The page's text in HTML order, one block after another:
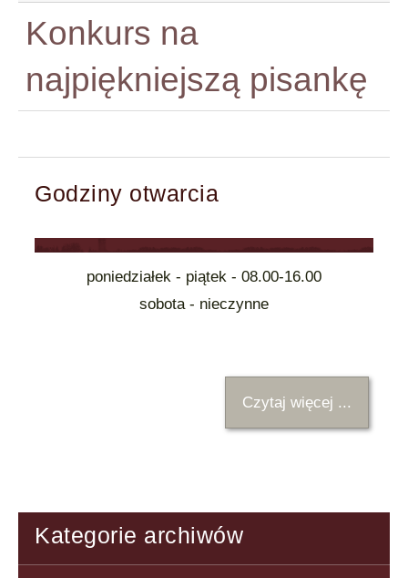
Konkurs na
najpiękniejszą pisankę
Godziny otwarcia
poniedziałek - piątek - 08.00-16.00
sobota - nieczynne
Czytaj więcej ...
Kategorie archiwów